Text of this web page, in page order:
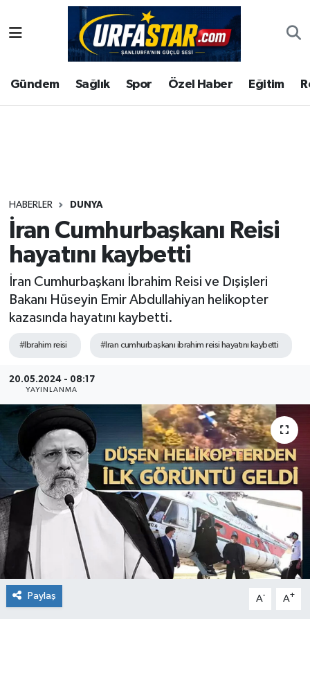
Gündem Sağlık Spor Özel Haber Eğitim
HABERLER DUNYA
İran Cumhurbaşkanı Reisi
hayatını kaybetti
İran Cumhurbaşkanı İbrahim Reisi ve Dışişleri
Bakanı Hüseyin Emir Abdullahiyan helikopter
kazasında hayatını kaybetti.
#Ibrahim reisi #Iran cumhurbaşkanı ibrahim reisi hayatını kaybetti
20.05.2024 - 08:17
YAYINLANMA
Paylaş A- A+
ASAYİS
ÇEVRE
Gündem
Kültür
Magazin
Şanlıurfa Nöbetçi Eczaneler
Şanlıurfa Hava Durumu
Tüm Manşetler
Son Dakika Haberleri
Haber Arşivi